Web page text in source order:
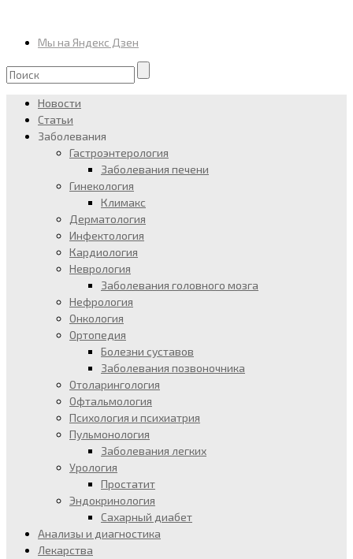
Мы на Яндекс Дзен
Новости
Статьи
Заболевания
Гастроэнтерология
Заболевания печени
Гинекология
Климакс
Дерматология
Инфектология
Кардиология
Неврология
Заболевания головного мозга
Нефрология
Онкология
Ортопедия
Болезни суставов
Заболевания позвоночника
Отоларингология
Офтальмология
Психология и психиатрия
Пульмонология
Заболевания легких
Урология
Простатит
Эндокринология
Сахарный диабет
Анализы и диагностика
Лекарства